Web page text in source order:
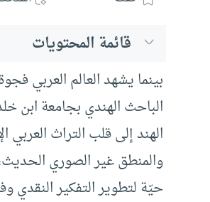
قائمة المحتويات
بينما يشهد العالم العربي
الباحث الهندي بجامعة ابن
الهند إلى قلب التراث
والمنطق غير الصوري
حيّة لتطوير التفكير النقدي